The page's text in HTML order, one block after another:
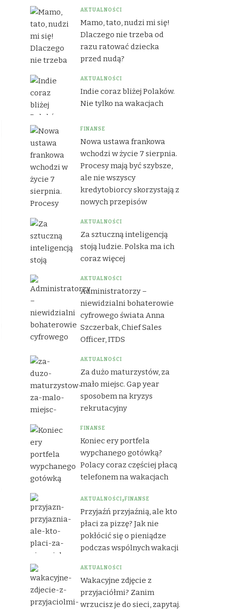
AKTUALNOŚCI
Mamo, tato, nudzi mi się!
Dlaczego nie trzeba od
razu ratować dziecka
przed nudą?
AKTUALNOŚCI
Indie coraz bliżej Polaków.
Nie tylko na wakacjach
FINANSE
Nowa ustawa frankowa
wchodzi w życie 7 sierpnia.
Procesy mają być szybsze,
ale nie wszyscy
kredytobiorcy skorzystają z
nowych przepisów
AKTUALNOŚCI
Za sztuczną inteligencją
stoją ludzie. Polska ma ich
coraz więcej
AKTUALNOŚCI
Administratorzy –
niewidzialni bohaterowie
cyfrowego świata Anna
Szczerbak, Chief Sales
Officer, ITDS
AKTUALNOŚCI
Za dużo maturzystów, za
mało miejsc. Gap year
sposobem na kryzys
rekrutacyjny
FINANSE
Koniec ery portfela
wypchanego gotówką?
Polacy coraz częściej płacą
telefonem na wakacjach
AKTUALNOŚCI FINANSE
Przyjaźń przyjaźnią, ale kto
płaci za pizzę? Jak nie
pokłócić się o pieniądze
podczas wspólnych wakacji
AKTUALNOŚCI
Wakacyjne zdjęcie z
przyjaciółmi? Zanim
wrzucisz je do sieci, zapytaj.